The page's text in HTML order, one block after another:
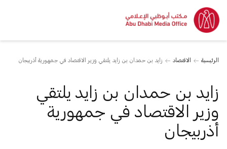
الرئيسية الاقتصاد زايد بن حمدان بن زايد يلتقي وزير الاقتصاد في جمهورية أذربيجان
زايد بن حمدان بن زايد يلتقي
وزير الاقتصاد في جمهورية
أذربيجان